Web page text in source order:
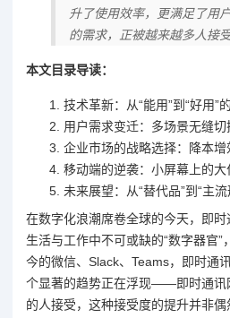
升了使用效率，更满足了用
的需求，正被越来越多人接
本文目录导读：
技术革新：从“能用”到“好用”
用户需求变迁：多场景无缝切
企业市场的战略选择：降本增
移动端的逆袭：小屏幕上的大
未来展望：从“替代品”到“主流
在数字化浪潮席卷全球的今天，即
生活与工作中不可或缺的“数字器官
今的微信、Slack、Teams，即时通
个显著的趋势正在浮现——即时通讯
的人接受，这种接受度的提升并非